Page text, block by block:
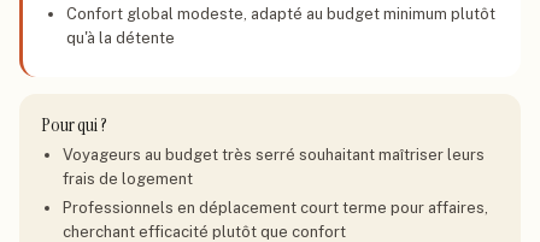
Confort global modeste, adapté au budget minimum plutôt
qu'à la détente
Pour qui ?
Voyageurs au budget très serré souhaitant maîtriser leurs
frais de logement
Professionnels en déplacement court terme pour affaires,
cherchant efficacité plutôt que confort